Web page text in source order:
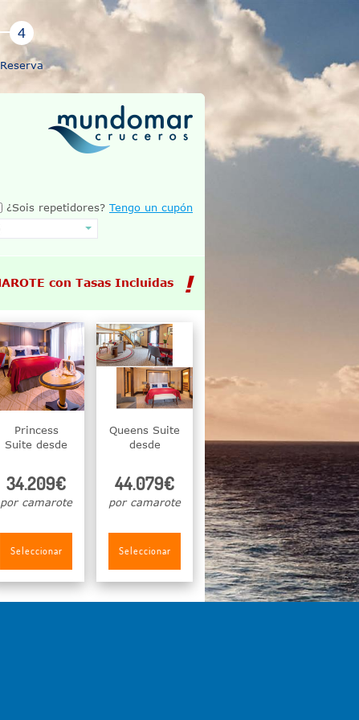
Reserva
¿Sois repetidores? Tengo un cupón
con Tasas Incluidas
Princess
Suite desde
34.209€
por camarote
Seleccionar
Queens Suite
desde
44.079€
por camarote
Seleccionar